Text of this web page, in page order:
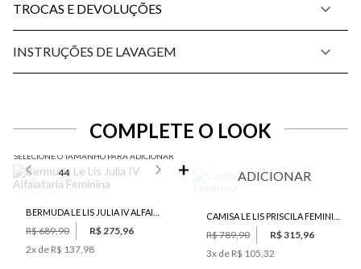
TROCAS E DEVOLUÇÕES
INSTRUÇÕES DE LAVAGEM
COMPLETE O LOOK
SELECIONE O TAMANHO PARA ADICIONAR
44
R$ 689,90
R$ 275,96
2x de R$ 137,98
ADICIONAR
R$ 789,90
R$ 315,96
3x de R$ 105,32